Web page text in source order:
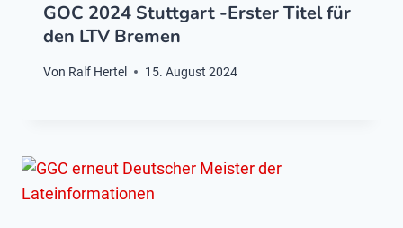
GOC 2024 Stuttgart -Erster Titel für
den LTV Bremen
Von Ralf Hertel 15. August 2024